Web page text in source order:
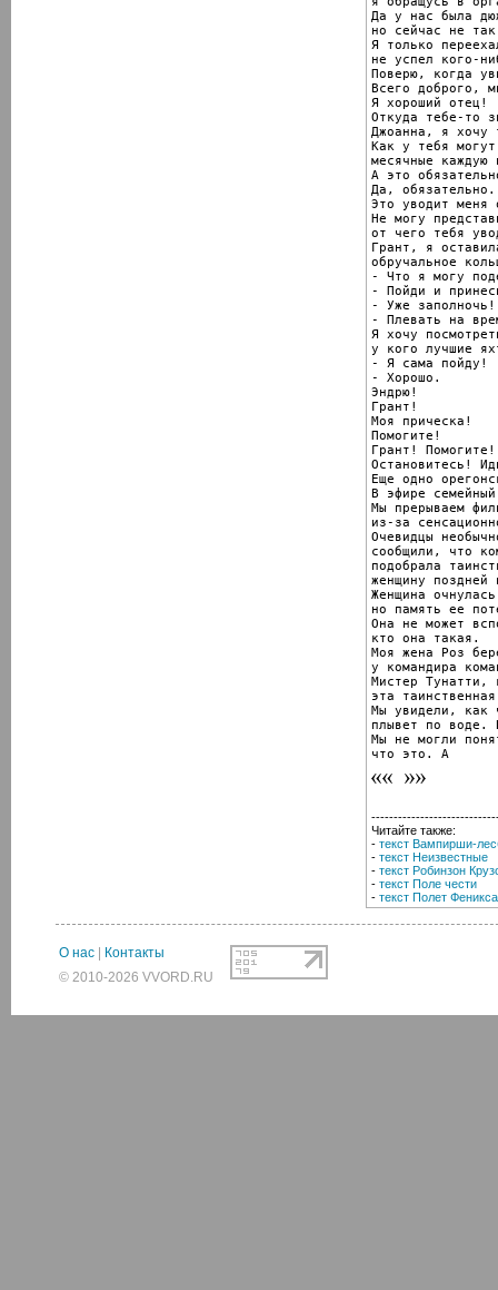
Да у нас была
но сейчас не
Я только
не успел кого-
Поверю, когда
Всего доброго,
Я хороший отец!
Откуда тебе-то
Джоанна, я хочу
Как у тебя
месячные каждую
А это
Да, обязательно.
Это уводит меня
Не могу
от чего тебя
Грант, я
обручальное
- Что я могу
- Пойди и
- Уже заполночь!
- Плевать на
Я хочу
у кого лучшие
- Я сама пойду!
- Хорошо.
Эндрю!
Грант!
Моя прическа!
Помогите!
Грант! Помогите!
Остановитесь!
Еще одно
В эфире
Мы прерываем
из-за
Очевидцы
сообщили, что
подобрала
женщину поздней
Женщина
но память ее
Она не может
кто она такая.
Моя жена Роз
у командира
Мистер Тунатти,
эта
Мы увидели, как
плывет по воде.
Мы не могли
что это. А
Читайте также:
- текст Вампирши-
- текст Неизвестные
- текст Робинзон
- текст Поле чести
- текст Полет Феникса
О нас
Контакты
© 2010-2026 VVORD.RU